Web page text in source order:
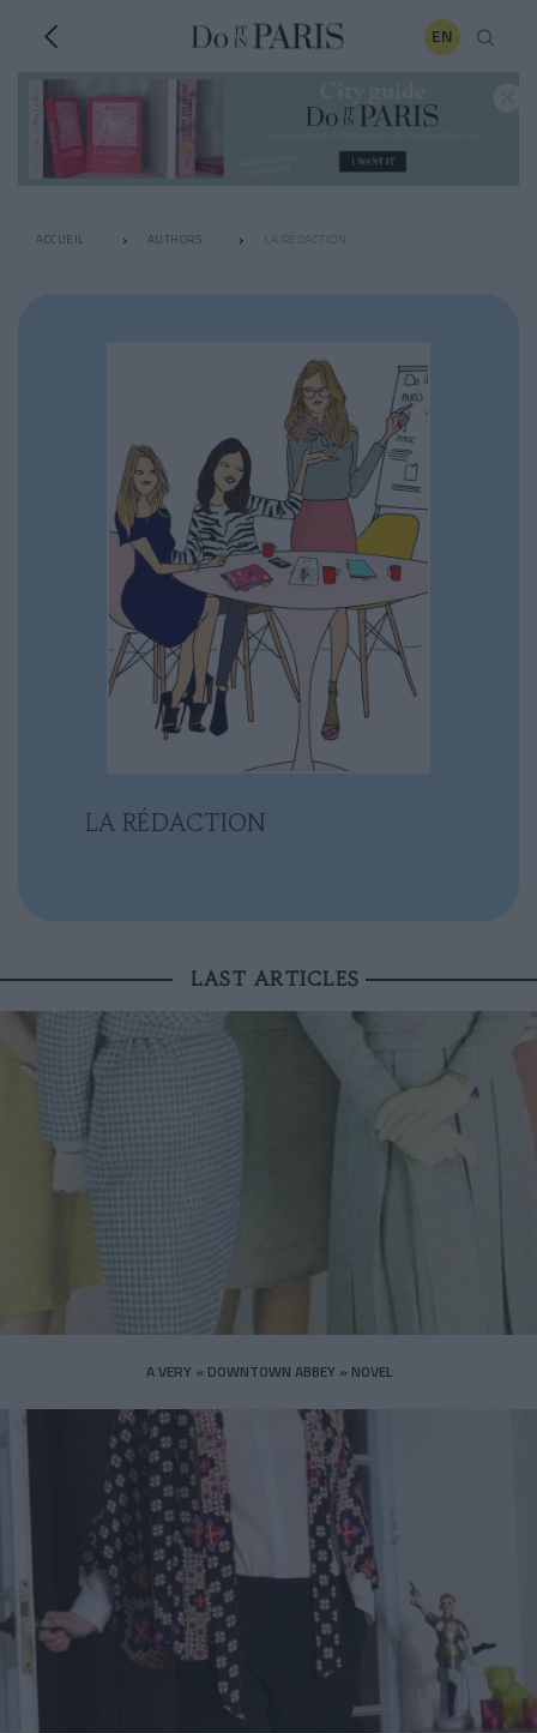
EN
ACCUEIL AUTHORS LA RÉDACTION
LA RÉDACTION
LAST ARTICLES
A VERY « DOWNTOWN ABBEY » NOVEL